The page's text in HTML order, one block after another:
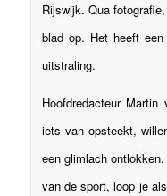
Rijswijk. Qua
blad op. Het heeft
uitstraling.
Hoofdredacteur
iets van opsteekt,
een glimlach
van de sport, loop je